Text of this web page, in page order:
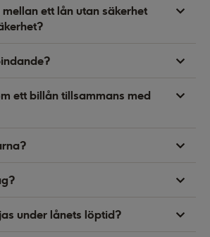
ett lån utan säkerhet
ett billån tillsammans med
under lånets löptid?